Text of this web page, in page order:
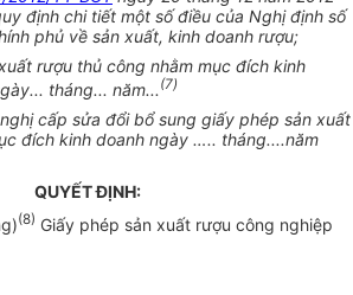
định chi tiết một số điều của Nghị định số
phủ về sản xuất, kinh doanh rượu;
rượu thủ công nhằm mục đích kinh
tháng... năm... (7)
cấp sửa đổi bổ sung giấy phép sản xuất
đích kinh doanh ngày ….. tháng....năm
QUYẾT ĐỊNH:
(8) Giấy phép sản xuất rượu công nghiệp